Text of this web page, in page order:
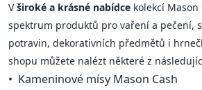
Vširoké a krásné nabídce kolekcí
spektrum produktů pro vaření a pečení,
potravin, dekorativních předmětů i
shopu můžete nalézt některé z
Kameninové mísy Mason Cash